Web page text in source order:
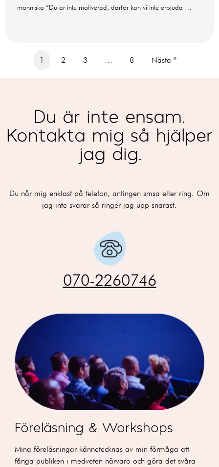
människa ”Du är inte motiverad, därför kan vi inte erbjuda …
1 2 3 … 8 Nästa »
Du är inte ensam.
Kontakta mig så hjälper
jag dig.
Du når mig enklast på telefon, antingen smsa eller ring. Om
jag inte svarar så ringer jag upp snarast.
070-2260746
Föreläsning & Workshops
Mina föreläsningar kännetecknas av min förmåga att
fånga publiken i medveten närvaro och göra det svåra